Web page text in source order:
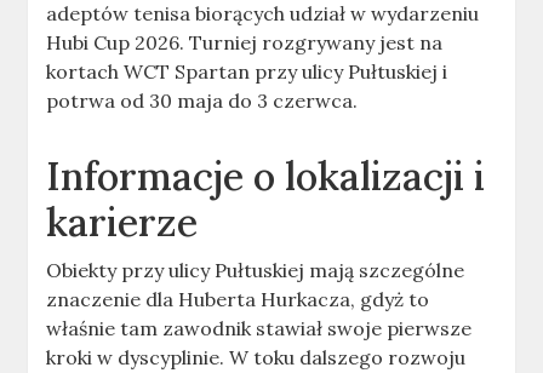
adeptów tenisa biorących udział w wydarzeniu
Hubi Cup 2026. Turniej rozgrywany jest na
kortach WCT Spartan przy ulicy Pułtuskiej i
potrwa od 30 maja do 3 czerwca.
Informacje o lokalizacji i
karierze
Obiekty przy ulicy Pułtuskiej mają szczególne
znaczenie dla Huberta Hurkacza, gdyż to
właśnie tam zawodnik stawiał swoje pierwsze
kroki w dyscyplinie. W toku dalszego rozwoju